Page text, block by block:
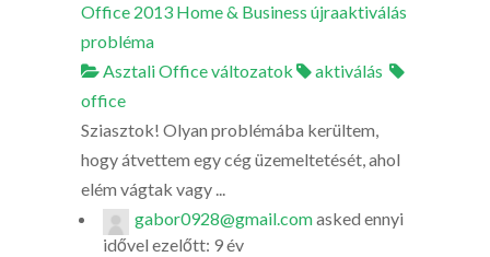
Office 2013 Home & Business újraaktiválás
probléma
Asztali Office változatok
aktiválás
office
Sziasztok! Olyan problémába kerültem,
hogy átvettem egy cég üzemeltetését, ahol
elém vágtak vagy ...
gabor0928@gmail.comasked ennyi
idővel ezelőtt: 9 év